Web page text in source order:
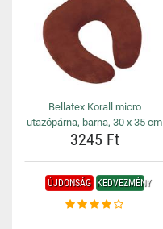
Bellatex Korall micro
utazópárna, barna, 30 x 35 cm
3245 Ft
ÚJDONSÁG KEDVEZMÉNY